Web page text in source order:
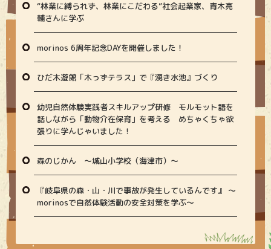
“林業に縛られず、林業にこだわる”社会起業家、青木亮
輔さんに学ぶ
morinos 6周年記念DAYを開催しました！
ひだ木遊館「木っずテラス」で『湧き水池』づくり
幼児自然体験実践者スキルアップ研修 モルモット語を
話しながら「動物介在保育」を考える めちゃくちゃ欲
張りに学んじゃいました！
森のじかん 〜城山小学校（海津市）〜
『岐阜県の森・山・川で事故が発生しているんです』 〜
morinosで自然体験活動の安全対策を学ぶ〜